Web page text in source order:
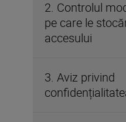
2. Controlul
pe care le
accesului
3. Aviz privind